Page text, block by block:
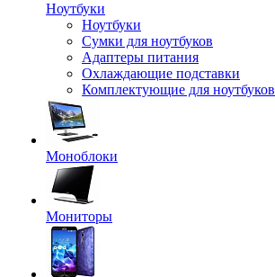
Ноутбуки
Ноутбуки
Сумки для ноутбуков
Адаптеры питания
Охлаждающие подставки
Комплектующие для ноутбуков
Моноблоки
Мониторы